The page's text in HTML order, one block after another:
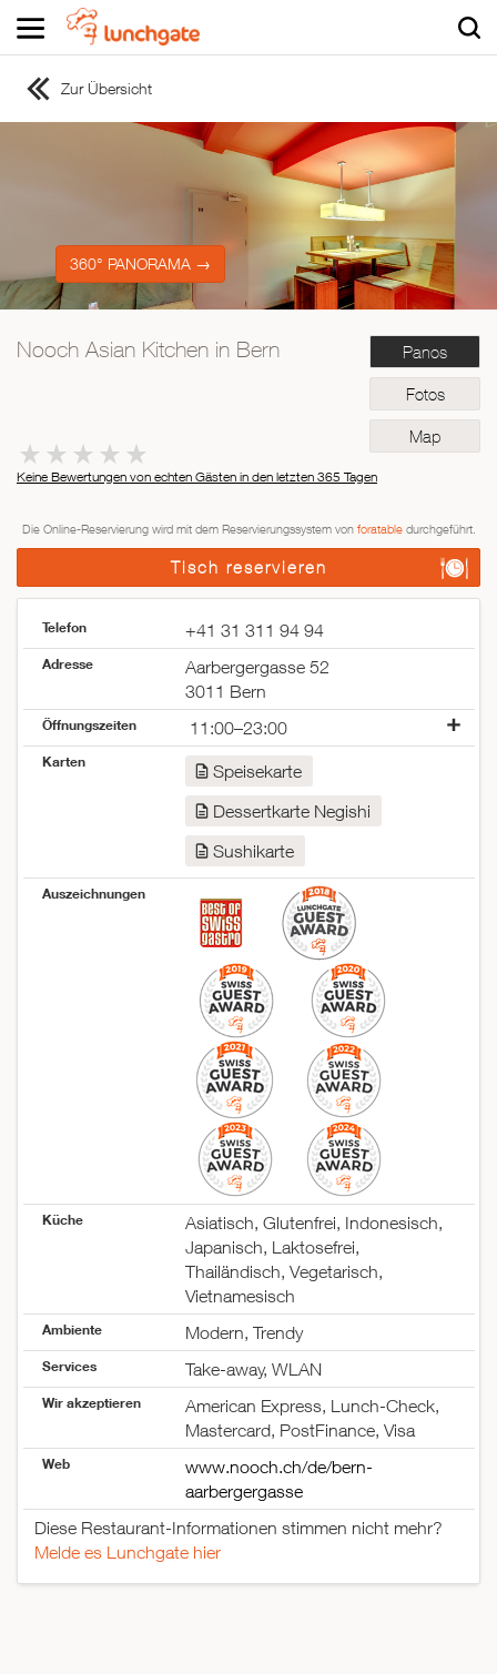
ZUR STARTSEITE
ZUR RESTAURANTSUCHE
Französisch
Traditionell
Mexikanisch
Zur Übersicht
360° PANORAMA →
Panos
Fotos
Map
Nooch Asian Kitchen in Bern
Keine Bewertungen von echten Gästen in den letzten 365 Tagen
Die Online-Reservierung wird mit dem Reservierungssystem von foratabledurchgeführt.
Tisch reservieren
Telefon +41 31 311 94 94
Adresse
Aarbergergasse 52
3011 Bern
Öffnungszeiten
11:00–23:00
Montag
Samstag
Sonntag
11:00–23:00
11:00–23:00
11:00–23:00
11:00–23:00
11:00–23:00
12:00–22:00
Karten
Speisekarte
Dessertkarte Negishi
Sushikarte
Auszeichnungen
Küche
Asiatisch, Glutenfrei, Indonesisch,
Japanisch, Laktosefrei,
Thailändisch, Vegetarisch,
Vietnamesisch
Ambiente Modern, Trendy
Services Take-away, WLAN
Wir akzeptieren
American Express, Lunch-Check,
Mastercard, PostFinance, Visa
Web
www.nooch.ch/de/bern-
aarbergergasse
Diese Restaurant-Informationen stimmen nicht mehr?
Melde es Lunchgate hier